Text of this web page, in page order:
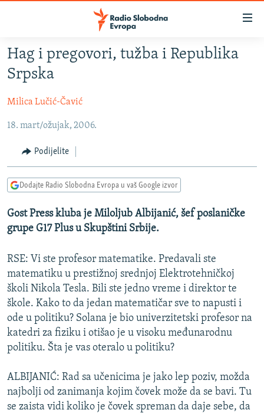
Pređite
na
glavni
Pređite
na
navigaciju
Pređite
na
pretragu
VIJESTI
BOSNA I HERCEGOVINA
SRBIJA
KOSOVO
CRNA GORA
VIZUELNO
VIDEO
FOTOGALERIJE
INFOGRAFIKE
PODCASTI
RAT U UKRAJINI
KINA NA BALKANU
RSE PRIČE IZ SVIJETA
ISPRIČAJ MI
DNEVNO@RSE
SPECIJALI RSE
VIŠE OD NASLOVA
POPLAVE I KLIZIŠTA U BIH 2024.
TV LIBERTY
PRATITE NAS
Sve RFE/RL stranice
Hag i pregovori, tužba i Republika
Srpska
Milica Lučić-Čavić
18. mart/ožujak, 2006.
Podijelite
Dodajte Radio Slobodna Evropa u vaš Google izvor
Gost Press kluba je Miloljub Albijanić, šef poslaničke
grupe G17 Plus u Skupštini Srbije.
RSE: Vi ste profesor matematike. Predavali ste
matematiku u prestižnoj srednjoj Elektrotehničkoj
školi Nikola Tesla. Bili ste jedno vreme i direktor te
škole. Kako to da jedan matematičar sve to napusti i
ode u politiku? Solana je bio univerzitetski profesor na
katedri za fiziku i otišao je u visoku međunarodnu
politiku. Šta je vas oteralo u politiku?
ALBIJANIĆ: Rad sa učenicima je jako lep poziv, možda
najbolji od zanimanja kojim čovek može da se bavi. Tu
se zaista vidi koliko je čovek spreman da daje sebe, da